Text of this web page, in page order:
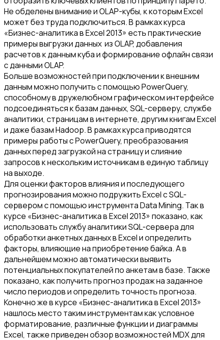
Не обделены внимание и OLAP-кубы, к которым Excel
может без труда подключиться. В рамках курса
«Бизнес-аналитика в Excel 2013» есть практические
примеры выгрузки данных из OLAP, добавления
расчетов к данным куба и формирование офлайн связи
с данными OLAP.
Больше возможностей при подключении к внешним
данным можно получить с помощью PowerQuery,
способному в дружелюбном графическом интерфейсе
подсоединяться к базам данных, SQL-серверу, службе
аналитики, страницам в интернете, другим книгам Excel
и даже базам Hadoop. В рамках курса приводятся
примеры работы с PowerQuery, преобразования
данных перед загрузкой на страницу и слияние
запросов к нескольким источникам в единую таблицу
на выходе.
Для оценки факторов влияния и последующего
прогнозирования можно подружить Excel с SQL-
сервером с помощью инструмента Data Mining. Так в
курсе «Бизнес-аналитика в Excel 2013» показано, как
использовать службу аналитики SQL-сервера для
обработки анкетных данных в Excel и определить
факторы, влияющие на приобретение байка. А в
дальнейшем можно автоматически выявить
потенциальных покупателей по анкетам в базе. Также
показано, как получить прогноз продаж на заданное
число периодов и определить точность прогноза.
Конечно же в курсе «Бизнес-аналитика в Excel 2013»
нашлось место таким инструментам как условное
форматирование, различные функции и диаграммы
Excel, также приведен обзор возможностей MDX для